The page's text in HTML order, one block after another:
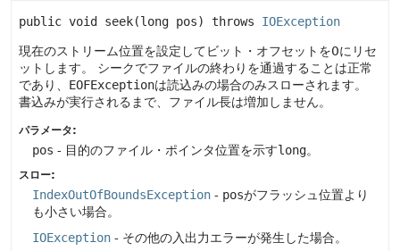
public void seek(long pos) throws IOException
現在のストリーム位置を設定してビット・オフセットを0にリセ
ットします。
シークでファイルの終わりを通過することは正常
であり、 EOFExceptionは読込みの場合のみスローされます。
書込みが実行されるまで、ファイル長は増加しません。
パラメータ:
pos - 目的のファイル・ポインタ位置を示すlong。
スロー:
IndexOutOfBoundsException - posがフラッシュ位置より
も小さい場合。
IOException - その他の入出力エラーが発生した場合。